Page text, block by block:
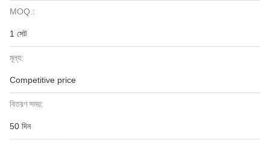
MOQ.:
1 সেট
মূল্য:
Competitive price
বিতরণ সময়:
50 দিন